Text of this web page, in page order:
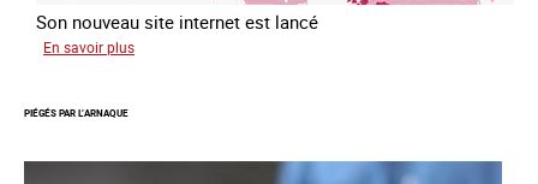
Son nouveau site internet est lancé
En savoir plus
la
PIÉGÉS PAR L’ARNAQUE